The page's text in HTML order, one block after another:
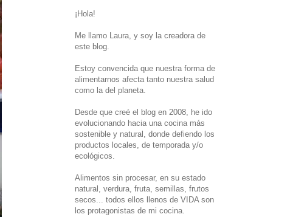
¡Hola!
Me llamo Laura, y soy la creadora de
este blog.
Estoy convencida que nuestra forma de
alimentarnos afecta tanto nuestra salud
como la del planeta.
Desde que creé el blog en 2008, he ido
evolucionando hacia una cocina más
sostenible y natural, donde defiendo los
productos locales, de temporada y/o
ecológicos.
Alimentos sin procesar, en su estado
natural, verdura, fruta, semillas, frutos
secos... todos ellos llenos de VIDA son
los protagonistas de mi cocina.